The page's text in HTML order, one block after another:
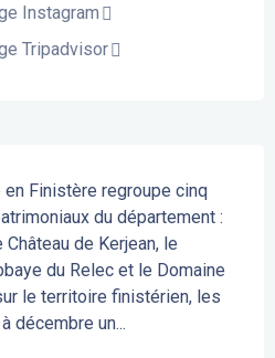
Instagram
Tripadvisor
Finistère regroupe cinq
du département :
Château de Kerjean, le
du Relec et le Domaine
le territoire finistérien, les
décembre un...